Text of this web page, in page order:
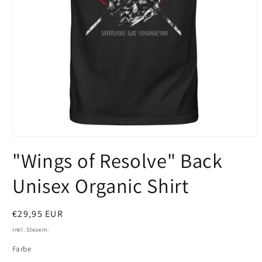
in
Modal
"Wings of Resolve" Back
Unisex Organic Shirt
Normaler
Preis
€29,95 EUR
Inkl. Steuern.
Farbe